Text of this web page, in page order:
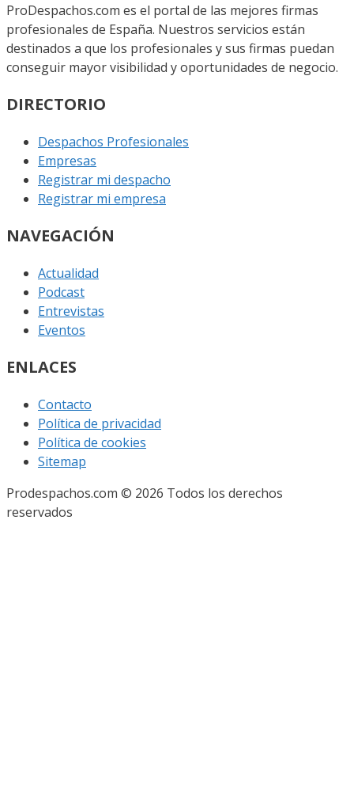
ProDespachos.com es el portal de las mejores firmas
profesionales de España. Nuestros servicios están
destinados a que los profesionales y sus firmas puedan
conseguir mayor visibilidad y oportunidades de negocio.
DIRECTORIO
Despachos Profesionales
Empresas
Registrar mi despacho
Registrar mi empresa
NAVEGACIÓN
Actualidad
Podcast
Entrevistas
Eventos
ENLACES
Contacto
Política de privacidad
Política de cookies
Sitemap
Prodespachos.com © 2026 Todos los derechos
reservados